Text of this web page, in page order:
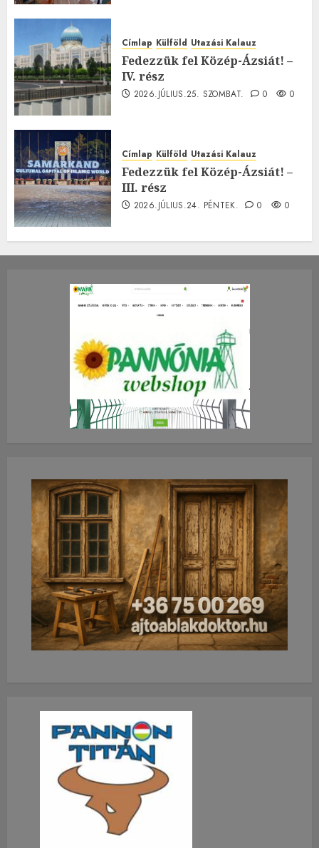
Címlap Külföld Utazási Kalauz
Fedezzük fel Közép-Ázsiát! –
IV. rész
2026.JÚLIUS.25. SZOMBAT. 0 0
Címlap Külföld Utazási Kalauz
Fedezzük fel Közép-Ázsiát! –
III. rész
2026.JÚLIUS.24. PÉNTEK. 0 0